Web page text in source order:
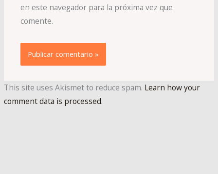
en este navegador para la próxima vez que
comente.
This site uses Akismet to reduce spam. Learn how your
comment data is processed.